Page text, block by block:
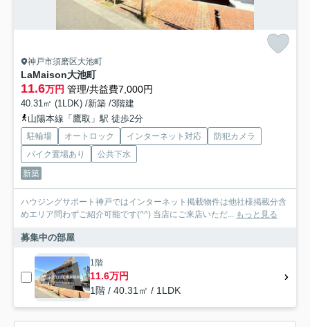
神戸市須磨区大池町
LaMaison大池町
11.6万円 管理/共益費7,000円
40.31㎡ (1LDK) /新築 /3階建
山陽本線「鷹取」駅 徒歩2分
駐輪場 オートロック インターネット対応
防犯カメラ
バイク置場あり
公共下水
新築
ハウジングサポート神戸ではインターネット掲載物件は他社様掲載分含
めエリア問わずご紹介可能です(^^) 当店にご来店いただ... もっと見る
募集中の部屋
1階
11.6万円
1階 / 40.31㎡ / 1LDK